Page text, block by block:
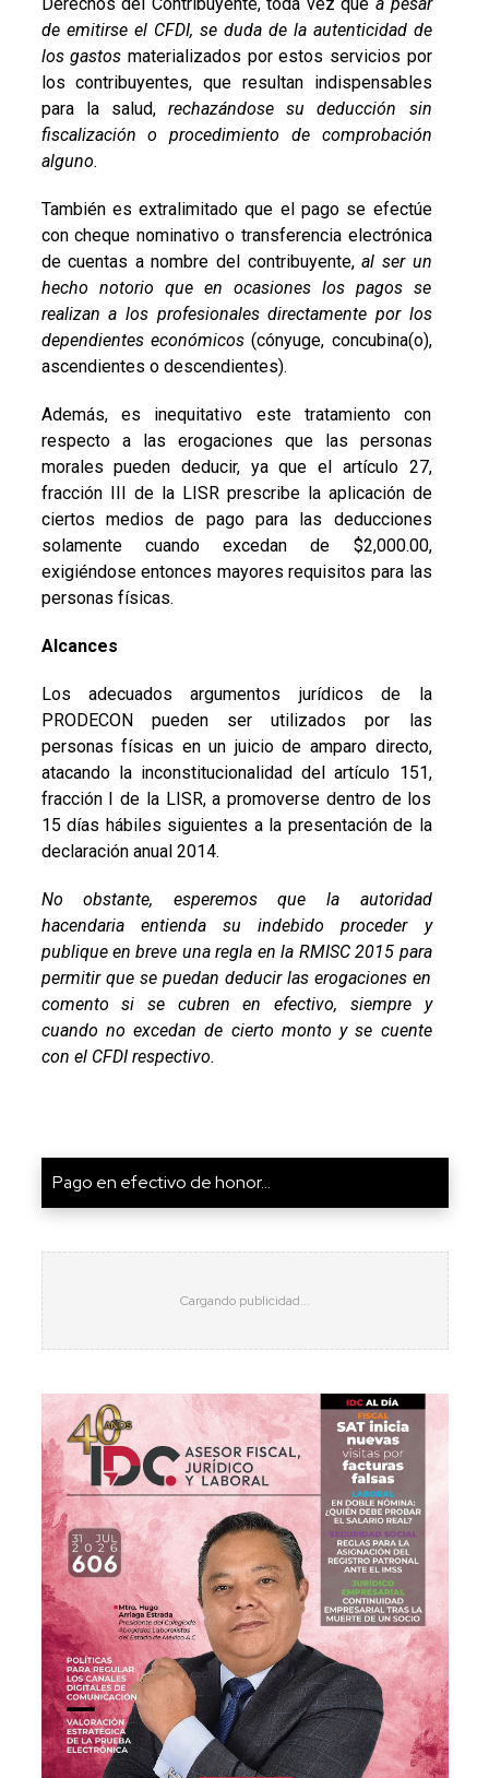
de emitirse el CFDI, se duda de la autenticidad de
los gastos materializados por estos servicios por
los contribuyentes, que resultan indispensables
para la salud, rechazándose su deducción sin
fiscalización o procedimiento de comprobación
alguno.
También es extralimitado que el pago se efectúe
con cheque nominativo o transferencia electrónica
de cuentas a nombre del contribuyente,al ser un
hecho notorio que en ocasiones los pagos se
realizan a los profesionales directamente por los
dependientes económicos(cónyuge, concubina(o),
ascendientes o descendientes).
Además, es inequitativo este tratamiento con
respecto a las erogaciones que las personas
morales pueden deducir, ya que el artículo 27,
fracción III de la LISR prescribe la aplicación de
ciertos medios de pago para las deducciones
solamente cuando excedan de $2,000.00,
exigiéndose entonces mayores requisitos para las
personas físicas.
Alcances
Los adecuados argumentos jurídicos de la
PRODECON pueden ser utilizados por las
personas físicas en un juicio de amparo directo,
atacando la inconstitucionalidad del artículo 151,
fracción I de la LISR, a promoverse dentro de los
15 días hábiles siguientes a la presentación de la
declaración anual 2014.
No obstante, esperemos que la autoridad
hacendaria entienda su indebido proceder y
publique en breve una regla en la RMISC 2015 para
permitir que se puedan deducir las erogaciones en
comento si se cubren en efectivo, siempre y
cuando no excedan de cierto monto y se cuente
con el CFDI respectivo.
Pago en efectivo de honor...